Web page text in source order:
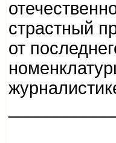
страстный
от